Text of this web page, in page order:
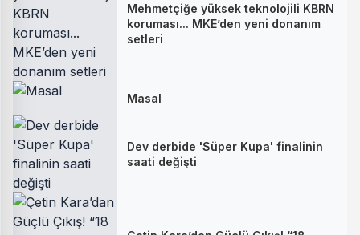
Mehmetçiğe yüksek teknolojili KBRN
koruması... MKE’den yeni donanım
setleri
Masal
Dev derbide 'Süper Kupa' finalinin
saati değişti